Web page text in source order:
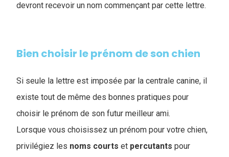
devront recevoir un nom commençant par cette lettre.
Bien choisir le prénom de son chien
Si seule la lettre est imposée par la centrale canine, il
existe tout de même des bonnes pratiques pour
choisir le prénom de son futur meilleur ami.
Lorsque vous choisissez un prénom pour votre chien,
privilégiez les noms courts et percutants pour